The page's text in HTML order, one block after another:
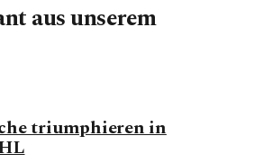
aus unserem
triumphieren in